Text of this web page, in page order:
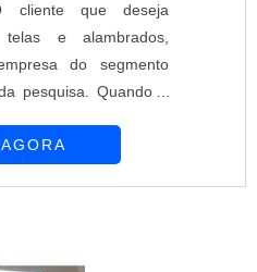
cliente que deseja
e alambrados,
do segmento
pesquisa. Quando o
Requinte das Telas